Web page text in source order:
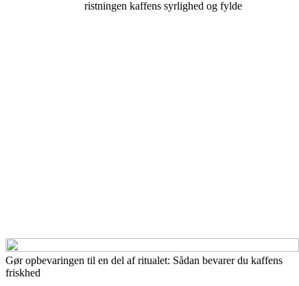
ristningen kaffens syrlighed og fylde
Gør opbevaringen til en del af ritualet: Sådan bevarer du kaffens
friskhed